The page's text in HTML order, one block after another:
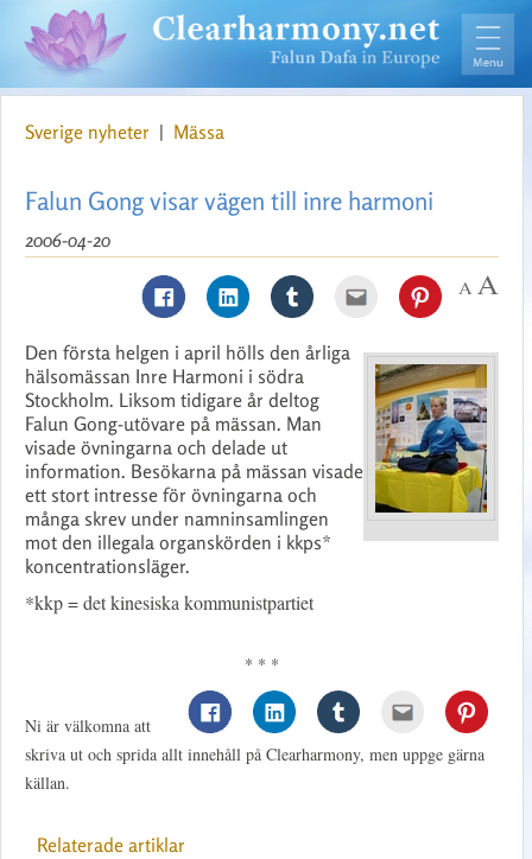
Sverige nyheter | Mässa
Falun Gong visar vägen till inre harmoni
2006-04-20
Den första helgen i april hölls den årliga
hälsomässan Inre Harmoni i södra
Stockholm. Liksom tidigare år deltog
Falun Gong-utövare på mässan. Man
visade övningarna och delade ut
information. Besökarna på mässan visade
ett stort intresse för övningarna och
många skrev under namninsamlingen
mot den illegala organskörden i kkps*
koncentrationsläger.
*kkp = det kinesiska kommunistpartiet
* * *
Ni är välkomna att
skriva ut och sprida allt innehåll på Clearharmony, men uppge gärna
källan.
Relaterade artiklar